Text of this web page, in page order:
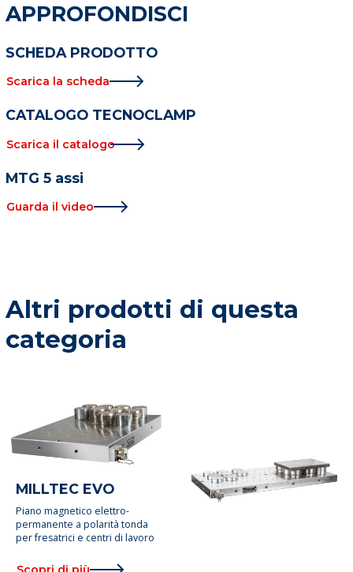
APPROFONDISCI
SCHEDA PRODOTTO
Scarica la scheda
CATALOGO TECNOCLAMP
Scarica il catalogo
MTG 5 assi
Guarda il video
Altri prodotti di questa
categoria
MILLTEC EVO
Piano magnetico elettro-
permanente a polarità tonda
per fresatrici e centri di lavoro